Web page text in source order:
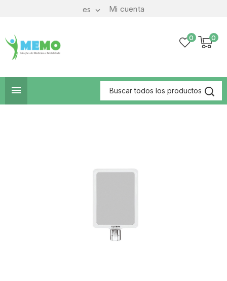
Mi cuenta
es 
0
0
